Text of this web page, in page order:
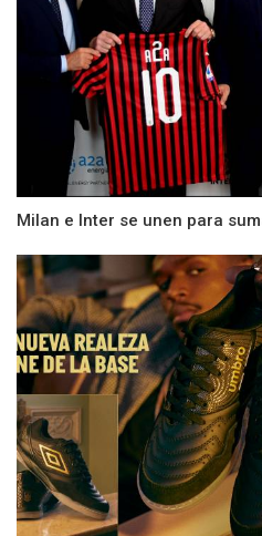
Milan e Inter se unen para